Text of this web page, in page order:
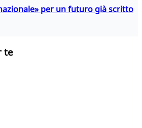
per un futuro già scritto
te